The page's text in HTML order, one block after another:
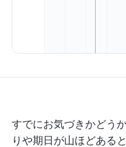
すでにお気づきかどう
りや期日が山ほどある